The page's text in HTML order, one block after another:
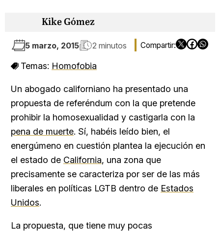
Kike Gómez
5 marzo, 2015 2 minutos
Temas: Homofobia
Un abogado californiano ha presentado una
propuesta de referéndum con la que pretende
prohibir la homosexualidad y castigarla con la
pena de muerte. Sí, habéis leído bien, el
energúmeno en cuestión plantea la ejecución en
el estado de California, una zona que
precisamente se caracteriza por ser de las más
liberales en políticas LGTB dentro de Estados
Unidos.
La propuesta, que tiene muy pocas